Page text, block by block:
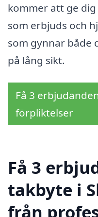
kommer att ge
som erbjuds och
som gynnar både
på lång sikt.
Få 3
förpliktelser
Få 3
takbyte i
från